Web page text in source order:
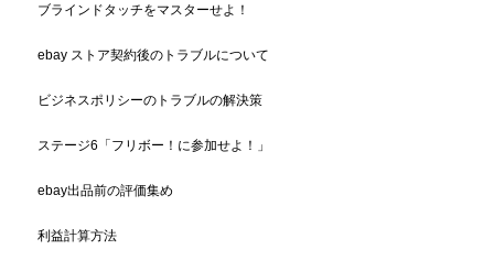
ブラインドタッチをマスターせよ！
ebay ストア契約後のトラブルについて
ビジネスポリシーのトラブルの解決策
ステージ6「フリボー！に参加せよ！」
ebay出品前の評価集め
利益計算方法